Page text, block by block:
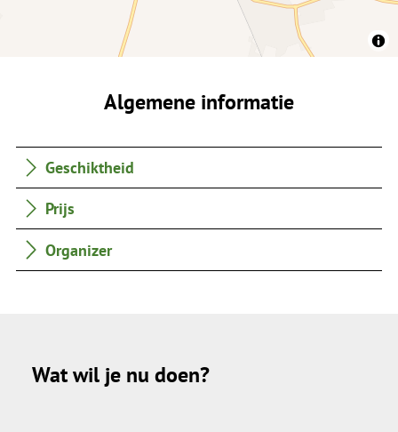
Algemene informatie
Geschiktheid
Prijs
Organizer
Wat wil je nu doen?